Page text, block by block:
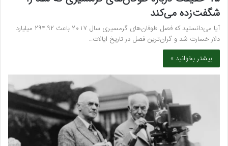
شگفت‌زده می‌کند
آیا می‌دانستید که فصل طوفان‌های گرمسیری سال ۲۰۱۷ باعث ۲۹۴.۹۲ میلیارد
دلار خسارت شد و گران‌ترین فصل در تاریخ ایالات…
بیشتر بخوانید »